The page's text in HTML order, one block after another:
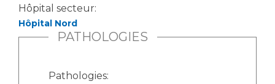
Hôpital secteur:
Hôpital Nord
PATHOLOGIES
Pathologies: